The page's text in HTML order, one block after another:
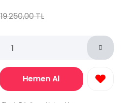
19.250,00 TL
Hemen Al